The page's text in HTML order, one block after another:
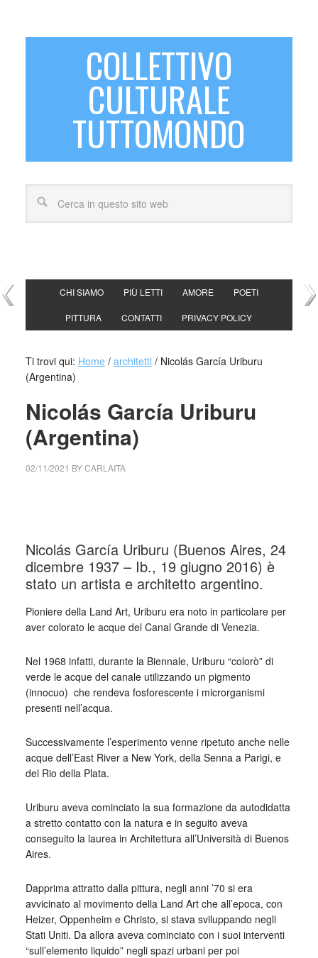
COLLETTIVO
CULTURALE
TUTTOMONDO
CHI SIAMO PIÙ LETTI AMORE POETI
PITTURA CONTATTI PRIVACY POLICY
Ti trovi qui: Home / architetti /Nicolás García Uriburu
(Argentina)
Nicolás García Uriburu
(Argentina)
02/11/2021 BYCARLAITA
Nicolás García Uriburu (Buenos Aires, 24
dicembre 1937 – Ib., 19 giugno 2016) è
stato un artista e architetto argentino.
Pioniere della Land Art, Uriburu era noto in particolare per
aver colorato le acque del Canal Grande di Venezia.
Nel 1968 infatti, durante la Biennale, Uriburu “colorò” di
verde le acque del canale utilizzando un pigmento
(innocuo) che rendeva fosforescente i microrganismi
presenti nell’acqua.
Successivamente l’esperimento venne ripetuto anche nelle
acque dell’East River a New York, della Senna a Parigi, e
del Rio della Plata.
Uriburu aveva cominciato la sua formazione da autodidatta
a stretto contatto con la natura e in seguito aveva
conseguito la laurea in Architettura all’Università di Buenos
Aires.
Dapprima attratto dalla pittura, negli anni ’70 si era
avvicinato al movimento della Land Art che all’epoca, con
Heizer, Oppenheim e Christo, si stava sviluppando negli
Stati Uniti. Da allora aveva cominciato con i suoi interventi
“sull’elemento liquido” negli spazi urbani per poi